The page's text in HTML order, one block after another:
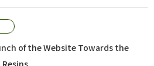
of the Website Towards the